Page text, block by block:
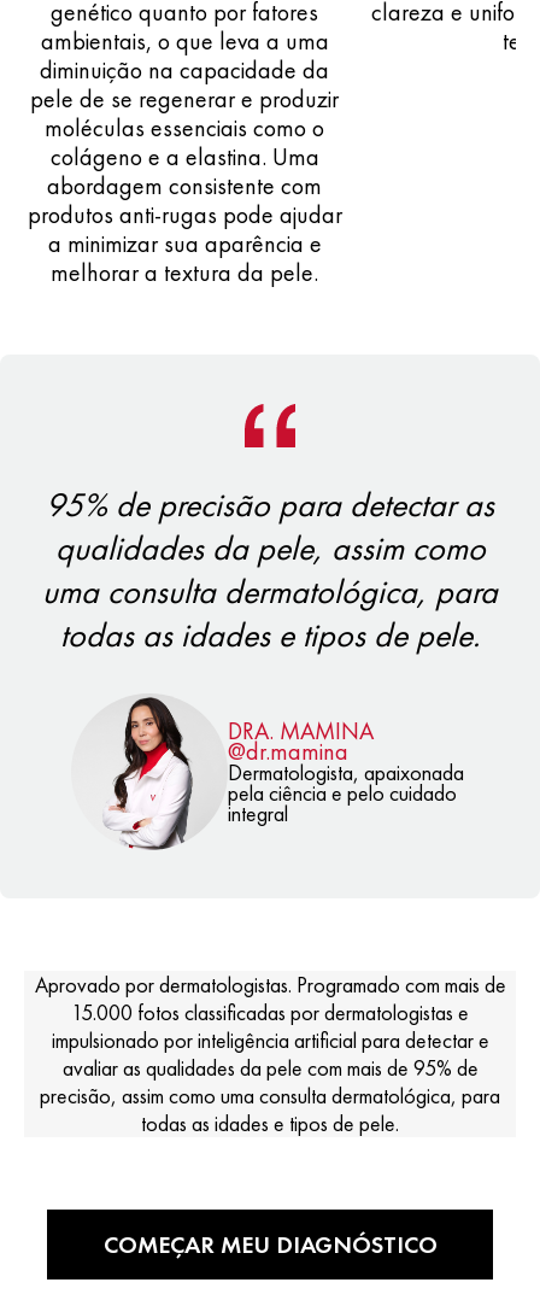
genético quanto por fatores
ambientais, o que leva a uma
diminuição na capacidade da
pele de se regenerar e produzir
moléculas essenciais como o
colágeno e a elastina. Uma
abordagem consistente com
produtos anti-rugas pode ajudar
a minimizar sua aparência e
melhorar a textura da pele.
clareza e
tez.
95% de precisão para detectar as
qualidades da pele, assim como
uma consulta dermatológica, para
todas as idades e tipos de pele.
DRA. MAMINA
@dr.mamina
Dermatologista, apaixonada
pela ciência e pelo cuidado
integral
Aprovado por dermatologistas. Programado com mais de
15.000 fotos classificadas por dermatologistas e
impulsionado por inteligência artificial para detectar e
avaliar as qualidades da pele com mais de 95% de
precisão, assim como uma consulta dermatológica, para
todas as idades e tipos de pele.
COMEÇAR MEU DIAGNÓSTICO